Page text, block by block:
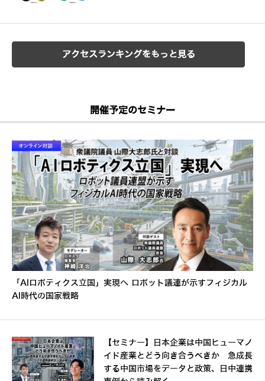
アクセスランキングをもっと見る
開催予定のセミナー
「AIロボティクス立国」実現へ ロボット議連が示すフィジカル
AI時代の国家戦略
【セミナー】日本企業は中国ヒューマノ
イド産業とどう向き合うべきか 急成長
する中国市場をデータと政策、日中連携